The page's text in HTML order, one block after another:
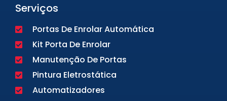
Serviços
Portas De Enrolar Automática
Kit Porta De Enrolar
Manutenção De Portas
Pintura Eletrostática
Automatizadores